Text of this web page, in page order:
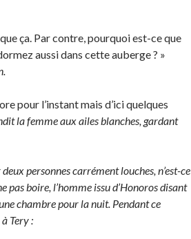
ça. Par contre, pourquoi est-ce que
aussi dans cette auberge ? »
pour l’instant mais d’ici quelques
la femme aux ailes blanches, gardant
personnes carrément louches, n’est-ce
pas boire, l’homme issu d’Honoros disant
chambre pour la nuit. Pendant ce
Tery :